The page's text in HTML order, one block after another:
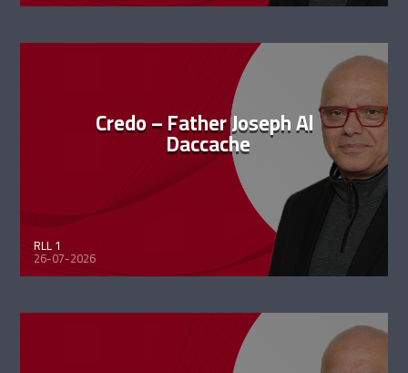
Credo – Father Joseph Al
Daccache
RLL 1
26-07-2026